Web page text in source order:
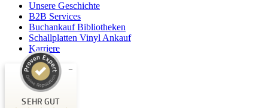
Unsere Geschichte
B2B Services
Buchankauf Bibliotheken
Schallplatten Vinyl Ankauf
Karriere
SEHR GUT
Kundenbewertungen und Erfahrungen zu